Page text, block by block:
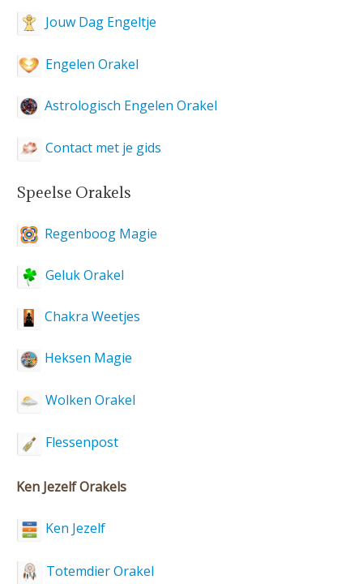
Jouw Dag Engeltje
Engelen Orakel
Astrologisch Engelen Orakel
Contact met je gids
Speelse Orakels
Regenboog Magie
Geluk Orakel
Chakra Weetjes
Heksen Magie
Wolken Orakel
Flessenpost
Ken Jezelf Orakels
Ken Jezelf
Totemdier Orakel